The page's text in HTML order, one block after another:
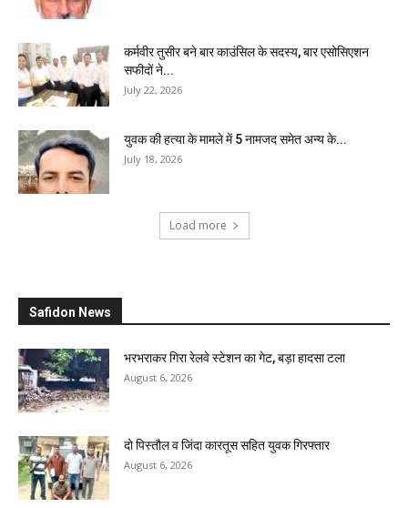
कर्मवीर तुसीर बने बार काउंसिल के सदस्य, बार एसोसिएशन
सफीदों ने...
July 22, 2026
युवक की हत्या के मामले में 5 नामजद समेत अन्य के...
July 18, 2026
Load more
Safidon News
भरभराकर गिरा रेलवे स्टेशन का गेट, बड़ा हादसा टला
August 6, 2026
दो पिस्तौल व जिंदा कारतूस सहित युवक गिरफ्तार
August 6, 2026